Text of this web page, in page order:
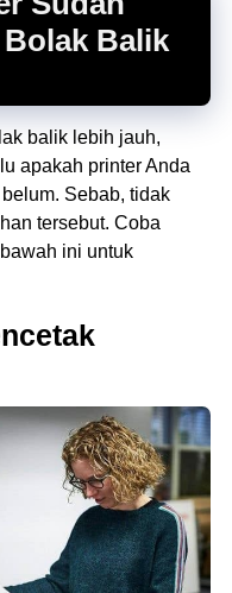
Balik
balik lebih jauh,
apakah printer Anda
Sebab, tidak
tersebut. Coba
ini untuk